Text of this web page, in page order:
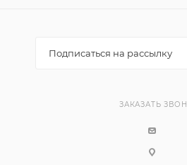
Подписаться на рассылку
ЗАКАЗАТЬ